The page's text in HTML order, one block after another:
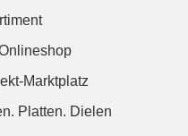
Marktplatz
Platten. Dielen